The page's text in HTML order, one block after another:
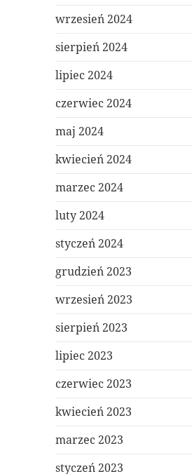
wrzesień 2024
sierpień 2024
lipiec 2024
czerwiec 2024
maj 2024
kwiecień 2024
marzec 2024
luty 2024
styczeń 2024
grudzień 2023
wrzesień 2023
sierpień 2023
lipiec 2023
czerwiec 2023
kwiecień 2023
marzec 2023
styczeń 2023